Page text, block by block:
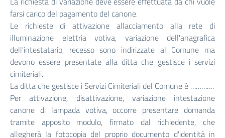
farsi carico del pagamento del canone.
Le richieste di attivazione allacciamento alla rete di
illuminazione elettria votiva, variazione dell'anagrafica
dell'intestatario, recesso sono indirizzate al Comune ma
devono essere presentate alla ditta che gestisce i servizi
cimiteriali.
La ditta che gestisce i Servizi Cimiteriali del Comune è ………….
Per attivazione, disattivazione, variazione intestazione
canone di lampada votiva, occorre presentare domanda
tramite apposito modulo, firmato dal richiedente, che
allegherà la fotocopia del proprio documento d'identità in